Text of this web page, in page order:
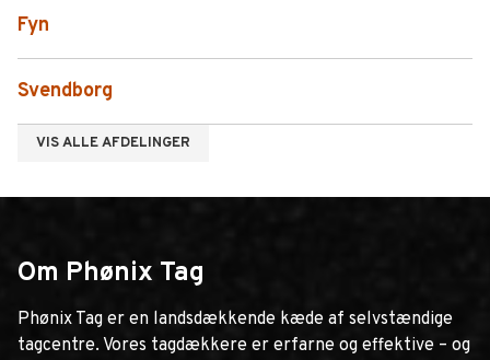
Fyn
Svendborg
VIS ALLE AFDELINGER
Om Phønix Tag
Phønix Tag er en landsdækkende kæde af selvstændige
tagcentre. Vores tagdækkere er erfarne og effektive – og